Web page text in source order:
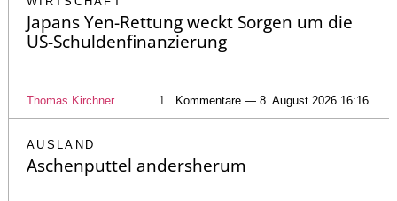
Japans Yen-Rettung weckt Sorgen um die
US-Schuldenfinanzierung
Thomas Kirchner 1 Kommentare — 8. August 2026 16:16
AUSLAND
Aschenputtel andersherum